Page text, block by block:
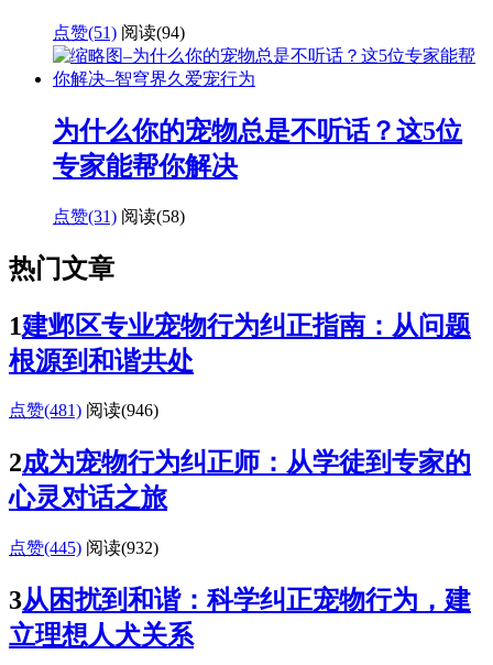
点赞(51) 阅读(94)
为什么你的宠物总是不听话？这5位
专家能帮你解决
点赞(31) 阅读(58)
热门文章
1建邺区专业宠物行为纠正指南：从问题
根源到和谐共处
点赞(481) 阅读(946)
2成为宠物行为纠正师：从学徒到专家的
心灵对话之旅
点赞(445) 阅读(932)
3从困扰到和谐：科学纠正宠物行为，建
立理想人犬关系